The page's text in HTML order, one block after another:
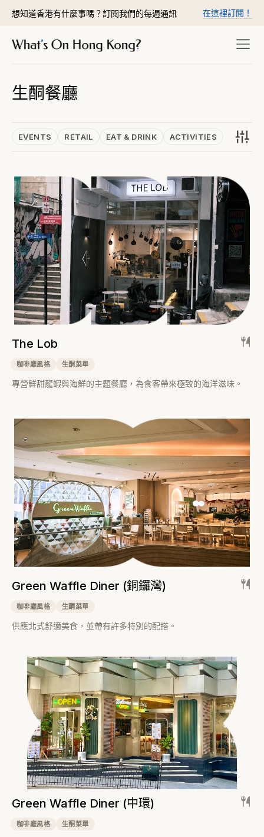
想知道香港有什麼事嗎？訂閱我們的每週通訊 在這裡訂閱！
生酮餐廳
EVENTS RETAIL EAT & DRINK ACTIVITIES
The Lob
咖啡廳風格 生酮菜單
專營鮮甜龍蝦與海鮮的主題餐廳，為食客帶來極致的海洋滋味。
Green Waffle Diner (銅鑼灣)
咖啡廳風格 生酮菜單
供應北式舒適美食，並帶有許多特別的配搭。
Green Waffle Diner (中環)
咖啡廳風格 生酮菜單